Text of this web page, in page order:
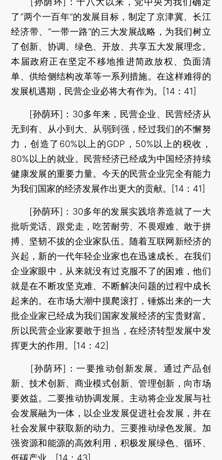
了“两个一百年”的发展目标，制定了京津冀、长江
经济带、“一带一路”的三大发展战略，为我们树立
了创新、协调、绿色、开放、共享五大发展理念。
本届政府正在坚定不移地推进简政放权、负面清
单、供给侧结构改革等一系列措施。在这样难得的
发展机遇期，民营企业必将大有作为。[14：41]
[孙荫环]：30多年来，民营企业、民营经济从
无到有、从小到大、从弱到强，经过我们的不懈努
力，创造了60%以上的GDP，50%以上的税收，
80%以上的就业。民营经济已经成为中国经济持续
健康发展的重要力量。今天的民营企业完全有能力
为我们国家的经济发展作出更大的贡献。[14：41]
[孙荫环]：30多年的发展实践培养造就了一大
批听党话、跟党走，吃苦耐劳、不畏艰难、敢于拼
搏、坚韧不拔的企业家队伍。随着互联网新经济的
兴起，新的一代年轻企业家也在迅速成长。在我们
企业家眼中，从来就没有过克服不了的困难，他们
就是在不断攻坚克难、不断解决问题的过程中成长
起来的。在市场大潮中摸爬滚打，锤炼出来的一大
批企业家已经成为我们国家发展经济的宝贵财富。
所以民营企业家要敢于担当，在经济转型发展中发
挥更大的作用。[14：42]
[孙荫环]：一要推动创新发展。通过产品创
新、技术创新、商业模式创新、管理创新，向市场
要效益。二要推动协调发展。主动将企业发展与社
会发展融为一体，以企业发展促进社会发展，并在
社会发展中获取新的动力。三要推动绿色发展。加
强资源和能源的高效利用，积极发展绿色、循环、
低碳产业。[14：43]